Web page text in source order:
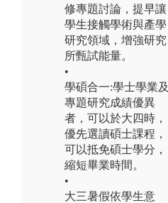
修專題討論，提早讓
學生接觸學術與產學
研究領域，增強研究
所甄試能量。
•
學碩合一:學士學業及
專題研究成績優異
者，可以於大四時，
優先選讀碩士課程，
可以抵免碩士學分，
縮短畢業時間。
•
大三暑假依學生意